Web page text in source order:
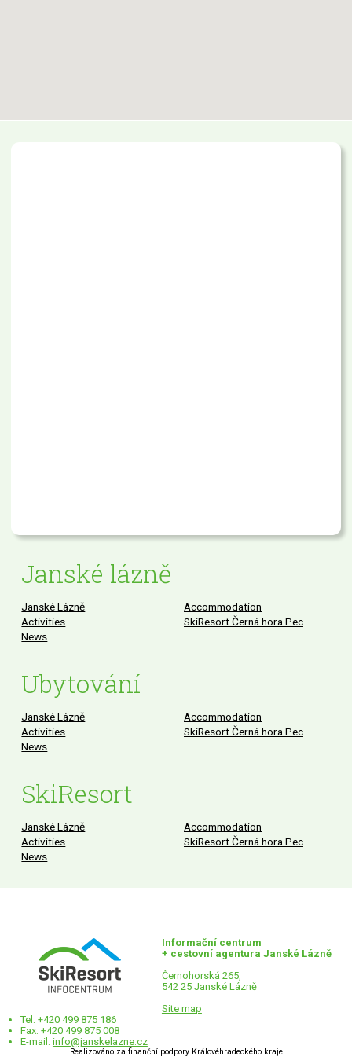
Janské lázně
Janské Lázně
Accommodation
Activities
SkiResort Černá hora Pec
News
Ubytování
Janské Lázně
Accommodation
Activities
SkiResort Černá hora Pec
News
SkiResort
Janské Lázně
Accommodation
Activities
SkiResort Černá hora Pec
News
Informační centrum
+ cestovní agentura Janské Lázně
Černohorská 265,
542 25 Janské Lázně
Site map
Tel: +420 499 875 186
Fax: +420 499 875 008
E-mail: info@janskelazne.cz
Realizováno za finanční podpory Královéhradeckého kraje